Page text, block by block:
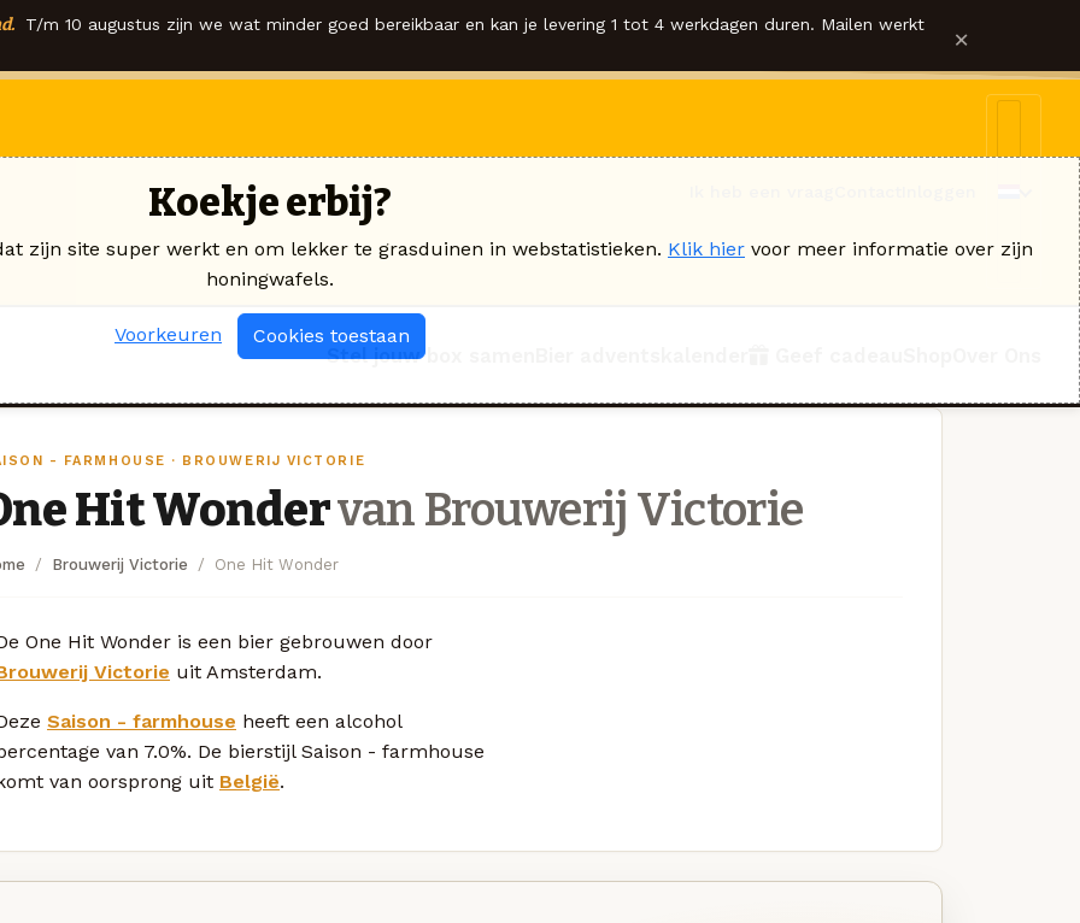
T/m 10 augustus zijn we wat minder goed bereikbaar en kan je levering 1 tot 4 werkdagen duren. Mailen werkt ×
Stel jouw box samen
- FARMHOUSE · BROUWERIJ VICTORIE
Hit Wondervan Brouwerij Victorie
Brouwerij Victorie One Hit Wonder
One Hit Wonder is een bier gebrouwen door
Victorie uit Amsterdam.
Saison - farmhouse heeft een alcohol
van 7.0%. De bierstijl Saison - farmhouse
van oorsprong uit België.
Koekje erbij?
zijn site super werkt en om lekker te grasduinen in webstatistieken. Klik hier voor meer informatie over zijn
honingwafels.
Voorkeuren Cookies toestaan